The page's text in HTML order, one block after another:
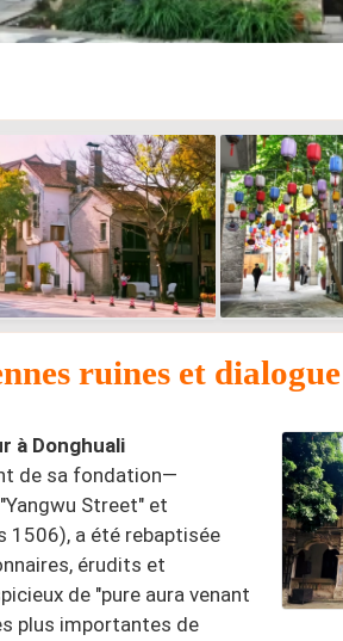
ruines et
à Donghuali
de sa fondation—
Street" et
1506), a été rebaptisée
érudits et
de "pure aura venant
plus importantes de